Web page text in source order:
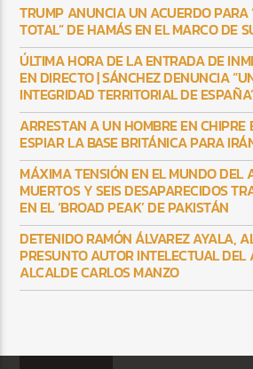
TRUMP ANUNCIA UN ACUERDO PARA
TOTAL” DE HAMÁS EN EL MARCO DE
ÚLTIMA HORA DE LA ENTRADA DE
EN DIRECTO | SÁNCHEZ DENUNCIA
INTEGRIDAD TERRITORIAL DE
ARRESTAN A UN HOMBRE EN CHIPRE
ESPIAR LA BASE BRITÁNICA PARA
MÁXIMA TENSIÓN EN EL MUNDO DEL
MUERTOS Y SEIS DESAPARECIDOS
EN EL ‘BROAD PEAK’ DE PAKISTÁN
DETENIDO RAMÓN ÁLVAREZ AYALA,
PRESUNTO AUTOR INTELECTUAL DEL
ALCALDE CARLOS MANZO